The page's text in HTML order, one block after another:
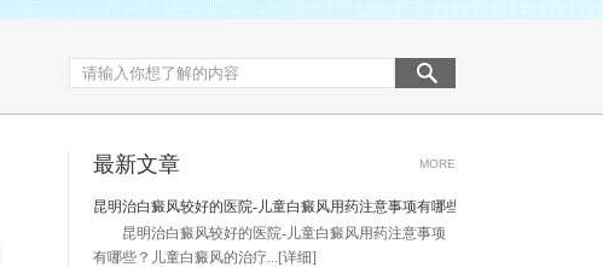
最新文章 MORE
昆明治白癜风较好的医院-儿童白癜风用药注意事项有哪些
昆明治白癜风较好的医院-儿童白癜风用药注意事项
有哪些？儿童白癜风的治疗... [详细]